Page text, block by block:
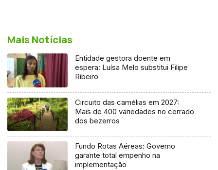
Mais Notícias
Entidade gestora doente em
espera: Luísa Melo substitui Filipe
Ribeiro
Circuito das camélias em 2027:
Mais de 400 variedades no cerrado
dos bezerros
Fundo Rotas Aéreas: Governo
garante total empenho na
implementação